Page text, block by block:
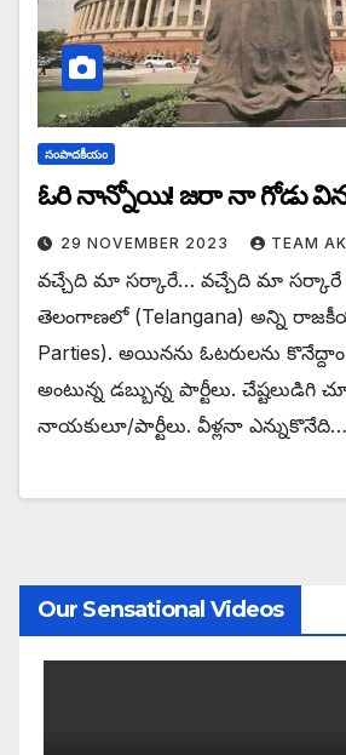
సంపాదకీయం
ఓరి నాన్నోయి! జరా నా గోడు విను:
29 NOVEMBER 2023 TEAM
వచ్చేది మా సర్కారే… వచ్చేది మా సర్కారే
తెలంగాణలో (Telangana) అన్ని
Parties). అయినను ఓటరులను
అంటున్న డబ్బున్న పార్టీలు. చేష్టలుడిగి
నాయకులూ/పార్టీలు. వీళ్లనా
Our Sensational Videos